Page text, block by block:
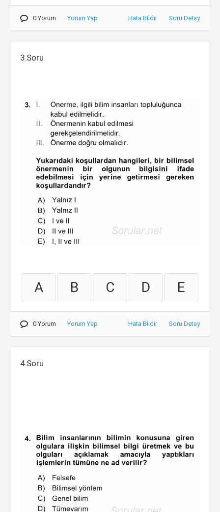
0 Yorum Yorum Yap Hata Bildir Soru Detay
3.Soru
A B C D E
0 Yorum Yorum Yap Hata Bildir Soru Detay
4.Soru